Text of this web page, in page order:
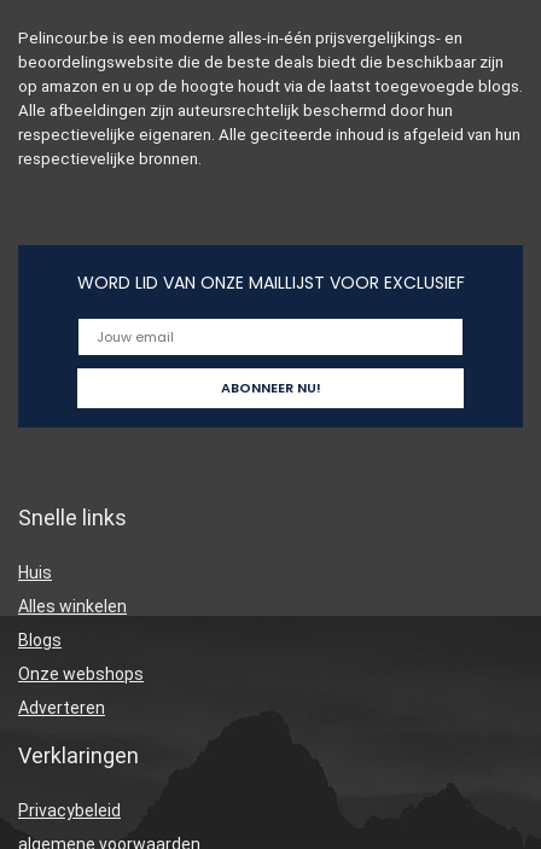
Pelincour.be is een moderne alles-in-één prijsvergelijkings- en
beoordelingswebsite die de beste deals biedt die beschikbaar zijn
op amazon en u op de hoogte houdt via de laatst toegevoegde blogs.
Alle afbeeldingen zijn auteursrechtelijk beschermd door hun
respectievelijke eigenaren. Alle geciteerde inhoud is afgeleid van hun
respectievelijke bronnen.
WORD LID VAN ONZE MAILLIJST VOOR EXCLUSIEF
Snelle links
Huis
Alles winkelen
Blogs
Onze webshops
Adverteren
Verklaringen
Privacybeleid
algemene voorwaarden